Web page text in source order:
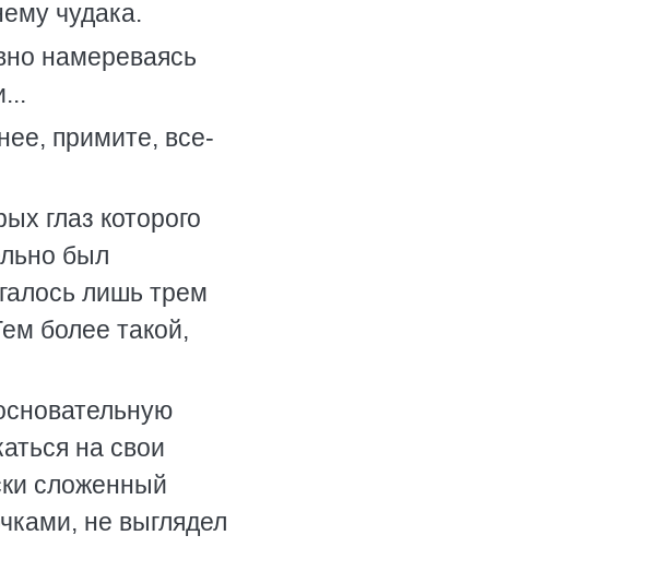
чудака.
намереваясь
примите, все-
глаз которого
был
лишь трем
более такой,
на свои
сложенный
не выглядел